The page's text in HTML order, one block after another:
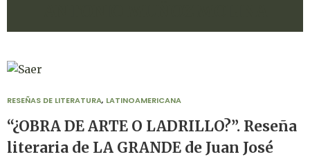
RESEÑAS DE LITERATURA, LATINOAMERICANA
“¿OBRA DE ARTE O LADRILLO?”. Reseña
literaria de LA GRANDE de Juan José